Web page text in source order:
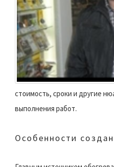
стоимость, сроки и другие
выполнения работ.
Особенности